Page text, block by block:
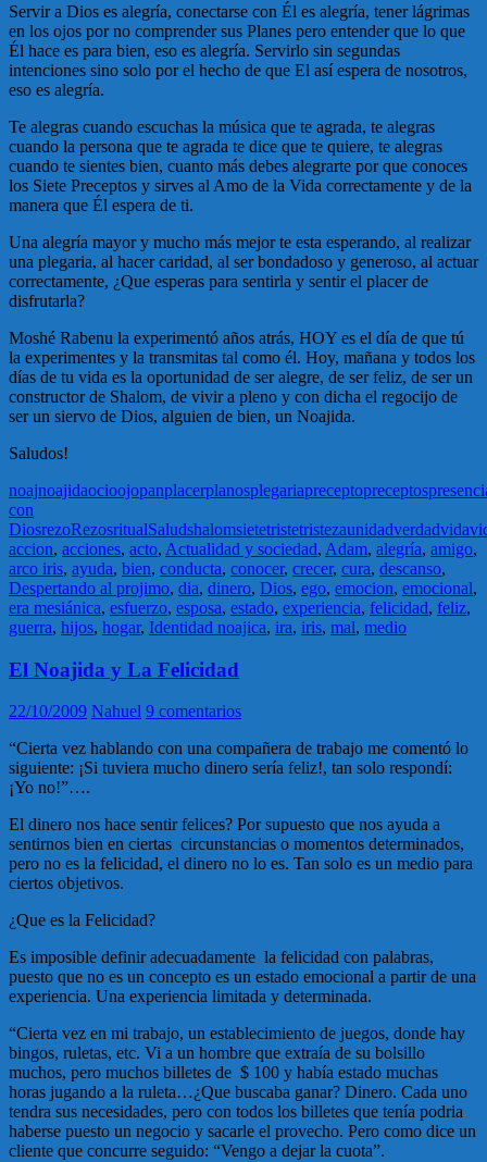
Servir a Dios es alegría, conectarse con Él es alegría, tener lágrimas
en los ojos por no comprender sus Planes pero entender que lo que
Él hace es para bien, eso es alegría. Servirlo sin segundas
intenciones sino solo por el hecho de que El así espera de nosotros,
eso es alegría.
Te alegras cuando escuchas la música que te agrada, te alegras
cuando la persona que te agrada te dice que te quiere, te alegras
cuando te sientes bien, cuanto más debes alegrarte por que conoces
los Siete Preceptos y sirves al Amo de la Vida correctamente y de la
manera que Él espera de ti.
Una alegría mayor y mucho más mejor te esta esperando, al realizar
una plegaria, al hacer caridad, al ser bondadoso y generoso, al actuar
correctamente, ¿Que esperas para sentirla y sentir el placer de
disfrutarla?
Moshé Rabenu la experimentó años atrás, HOY es el día de que tú
la experimentes y la transmitas tal como él. Hoy, mañana y todos los
días de tu vida es la oportunidad de ser alegre, de ser feliz, de ser un
constructor de Shalom, de vivir a pleno y con dicha el regocijo de
ser un siervo de Dios, alguien de bien, un Noajida.
Saludos!
noajnoajidaocioojopanplacerplanosplegariapreceptopreceptos
con
DiosrezoRezosritualSaludshalomsietetristetristezaunidadverdadvida
accion, acciones, acto, Actualidad y sociedad, Adam, alegría, amigo,
arco iris, ayuda, bien, conducta, conocer, crecer, cura, descanso,
Despertando al projimo, dia, dinero, Dios, ego, emocion, emocional,
era mesiánica, esfuerzo, esposa, estado, experiencia, felicidad, feliz,
guerra, hijos, hogar, Identidad noajica, ira, iris, mal, medio
El Noajida y La Felicidad
22/10/2009 Nahuel 9 comentarios
“Cierta vez hablando con una compañera de trabajo me comentó lo
siguiente: ¡Si tuviera mucho dinero sería feliz!, tan solo respondí:
¡Yo no!”….
El dinero nos hace sentir felices? Por supuesto que nos ayuda a
sentirnos bien en ciertas circunstancias o momentos determinados,
pero no es la felicidad, el dinero no lo es. Tan solo es un medio para
ciertos objetivos.
¿Que es la Felicidad?
Es imposible definir adecuadamente la felicidad con palabras,
puesto que no es un concepto es un estado emocional a partir de una
experiencia. Una experiencia limitada y determinada.
“Cierta vez en mi trabajo, un establecimiento de juegos, donde hay
bingos, ruletas, etc. Vi a un hombre que extraía de su bolsillo
muchos, pero muchos billetes de $ 100 y había estado muchas
horas jugando a la ruleta…¿Que buscaba ganar? Dinero. Cada uno
tendra sus necesidades, pero con todos los billetes que tenía podria
haberse puesto un negocio y sacarle el provecho. Pero como dice un
cliente que concurre seguido: “Vengo a dejar la cuota”.